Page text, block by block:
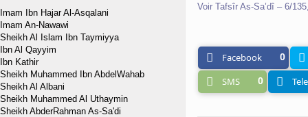
Voir Tafsîr As-Sa’dî – 6/
Facebook 0
SMS 0
Imam Ibn Hajar Al-Asqalani
Imam An-Nawawi
Sheikh Al Islam Ibn Taymiyya
Ibn Al Qayyim
Ibn Kathir
Sheikh Muhammed Ibn AbdelWahab
Sheikh Al Albani
Sheikh Muhammed Al Uthaymin
Sheikh AbderRahman As-Sa'di